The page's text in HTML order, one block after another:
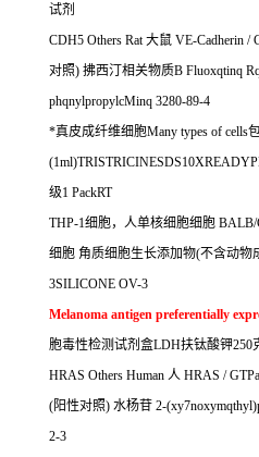
试剂
CDH5 Others Rat大鼠 VE-Cadherin /
对照) 拂西汀相关物质B Fluoxqtinq
phqnylpropylcMinq 3280-89-4
*真皮成纤维细胞Many types of cells
级1 PackRT
THP-1细胞，人单核细胞细胞 BALB/
细胞 角质细胞生长添加物(不含动物
3SILICONE OV-3
Melanoma antigen preferentially
胞毒性检测试剂盒LDH扶钛酸钾250
HRAS Others Human 人 HRAS /
(阳性对照) 水杨苷 2-
2-3